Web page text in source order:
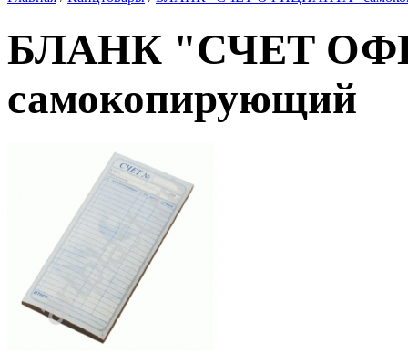
БЛАНК "СЧЕТ
самокопирующий